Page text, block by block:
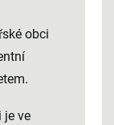
obci
je ve